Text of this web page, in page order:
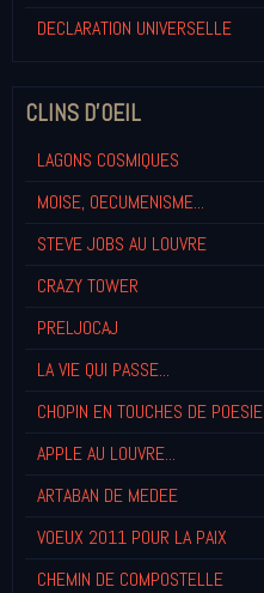
DECLARATION UNIVERSELLE
CLINS D'OEIL
LAGONS COSMIQUES
MOISE, OECUMENISME...
STEVE JOBS AU LOUVRE
CRAZY TOWER
PRELJOCAJ
LA VIE QUI PASSE...
CHOPIN EN TOUCHES DE POESIE
APPLE AU LOUVRE...
ARTABAN DE MEDEE
VOEUX 2011 POUR LA PAIX
CHEMIN DE COMPOSTELLE